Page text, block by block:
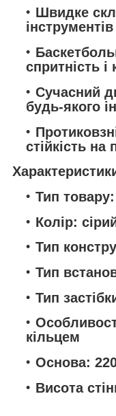
Швидке
спритність
Сучасний
будь-якого
стійкість на
Тип
Колір:
Тип
Тип
Тип
кільцем
Основа:
Висота